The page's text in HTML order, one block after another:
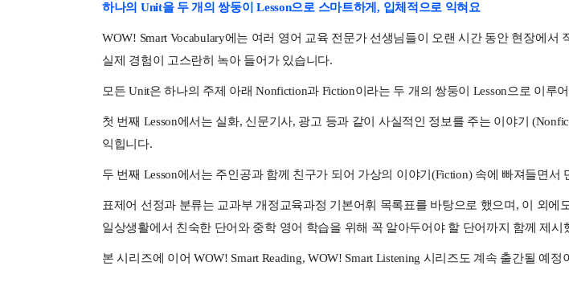
하나의 Unit을 두 개의 쌍둥이 Lesson으로 스마트하게, 입체적으로 익혀요
WOW! Smart Vocabulary에는 여러 영어 교육 전문가 선생님들이 오랜 시간 동안 현장에서
실제 경험이 고스란히 녹아 들어가 있습니다.
모든 Unit은 하나의 주제 아래 Nonfiction과 Fiction이라는 두 개의 쌍둥이 Lesson으로 이루
첫 번째 Lesson에서는 실화, 신문기사, 광고 등과 같이 사실적인 정보를 주는 이야기
익힙니다.
두 번째 Lesson에서는 주인공과 함께 친구가 되어 가상의 이야기(Fiction) 속에 빠져들면서
표제어 선정과 분류는 교과부 개정교육과정 기본어휘 목록표를 바탕으로 했으며, 이 외에
일상생활에서 친숙한 단어와 중학 영어 학습을 위해 꼭 알아두어야 할 단어까지 함께 제시
본 시리즈에 이어 WOW! Smart Reading, WOW! Smart Listening 시리즈도 계속 출간될 예정